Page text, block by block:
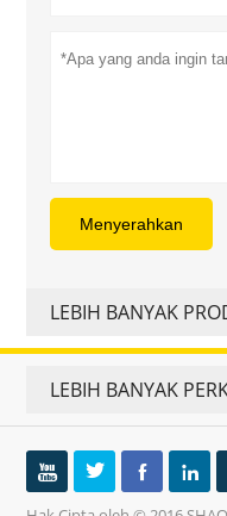
Menyerahkan
LEBIH BANYAK
LEBIH BANYAK
   